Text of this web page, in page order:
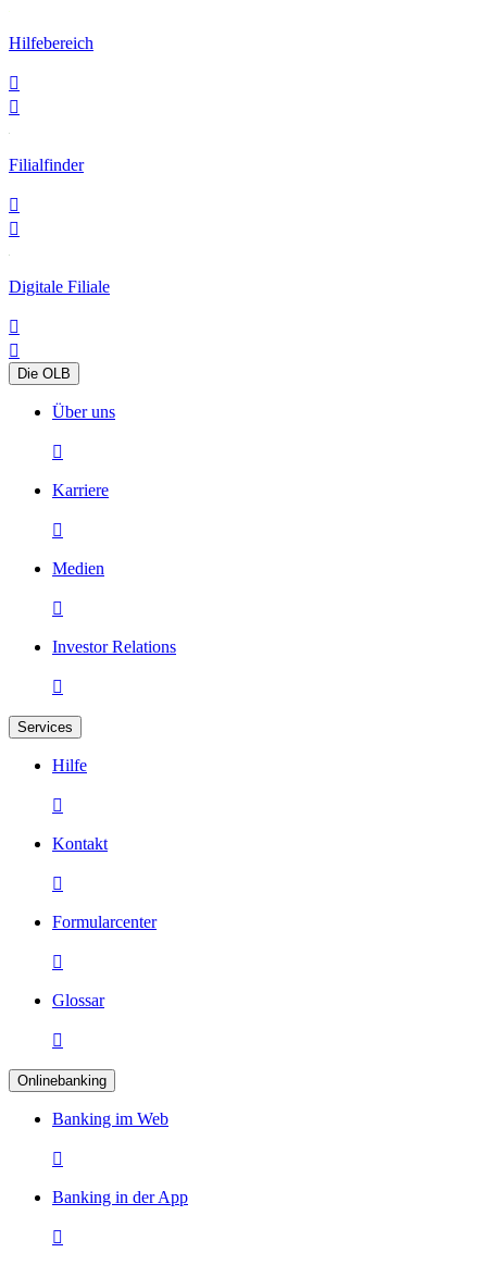
Hilfebereich


Filialfinder


Digitale Filiale


Die OLB
Über uns

Karriere

Medien

Investor Relations

Services
Hilfe

Kontakt

Formularcenter

Glossar

Onlinebanking
Banking im Web

Banking in der App
